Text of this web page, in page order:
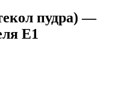
пудра) —
Е1